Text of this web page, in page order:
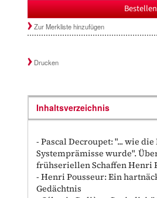
Bestellen
Zur Merkliste hinzufügen
Drucken
Inhaltsverzeichnis
- Pascal Decroupet: "... wie
Systemprämisse wurde".
frühseriellen Schaffen Henri
- Henri Pousseur: Ein
Gedächtnis